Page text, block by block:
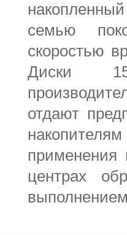
семью
скоростью
Диски
отдают
применения
центрах